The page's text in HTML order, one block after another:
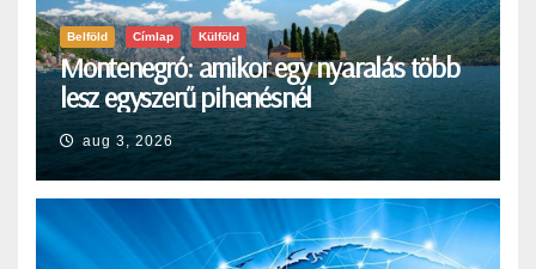
Belföld Címlap Külföld
Montenegró: amikor egy nyaralás több
lesz egyszerű pihenésnél
aug 3, 2026